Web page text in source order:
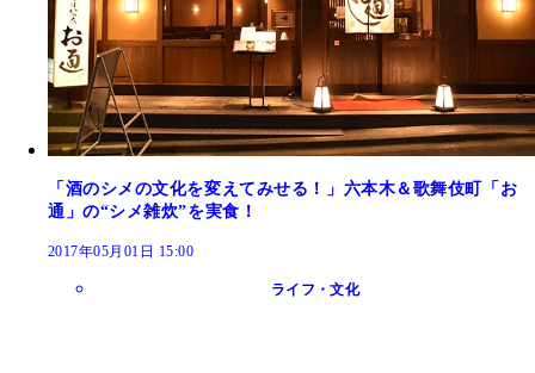
「酒のシメの文化を変えてみせる！」六本木＆歌舞伎町「お
通」の“シメ雑炊”を実食！
2017年05月01日 15:00
ライフ・文化